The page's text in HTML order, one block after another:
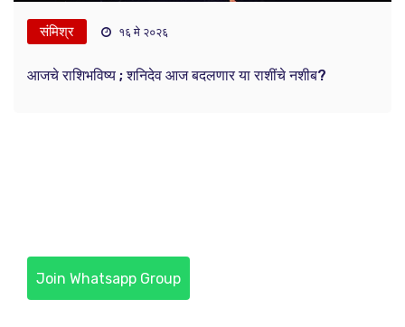
संमिश्र १६ मे २०२६
आजचे राशिभविष्य ; शनिदेव आज बदलणार या राशींचे नशीब?
Join Whatsapp Group